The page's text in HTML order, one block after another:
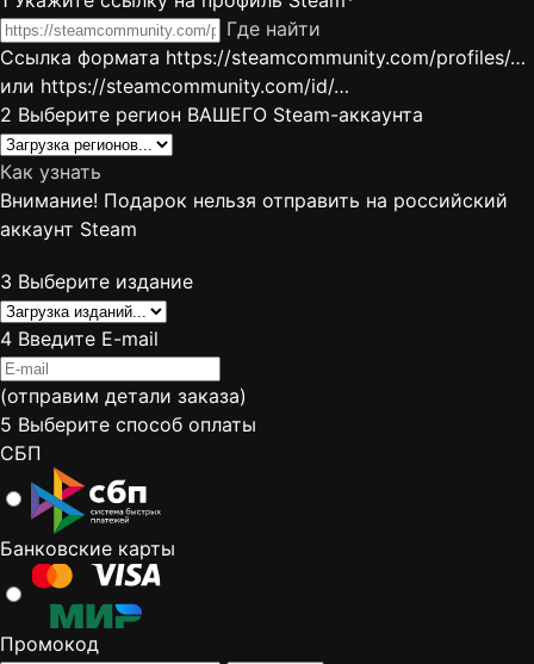
Где найти
Ссылка формата https://steamcommunity.com/profiles/…
или https://steamcommunity.com/id/…
2 Выберите регион ВАШЕГО Steam-аккаунта
Как узнать
Внимание! Подарок нельзя отправить на российский
аккаунт Steam
3 Выберите издание
4 Введите E-mail
(отправим детали заказа)
5 Выберите способ оплаты
СБП
Банковские карты
Промокод